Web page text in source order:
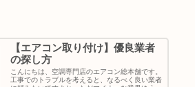
【エアコン取り付け】優良業者
の探し方
こんにちは、空調専門店のエアコン総本舗です。
工事でのトラブルを考えると、なるべく良い業者